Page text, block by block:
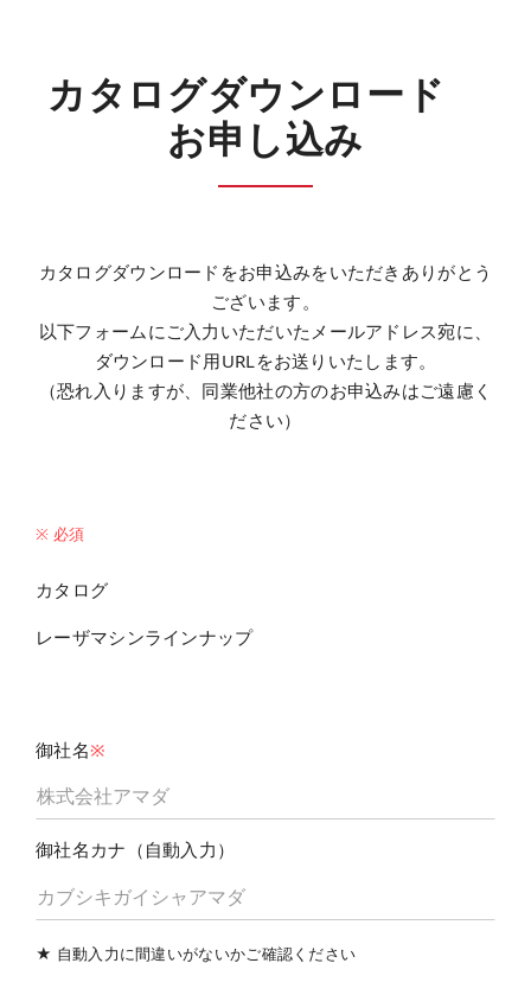
カタログダウンロード
お申し込み
カタログダウンロードをお申込みをいただきありがとう
ございます。
以下フォームにご入力いただいたメールアドレス宛に、
ダウンロード用URLをお送りいたします。
（恐れ入りますが、同業他社の方のお申込みはご遠慮く
ださい）
※ 必須
カタログ
レーザマシンラインナップ
御社名※
御社名カナ（自動入力）
★ 自動入力に間違いがないかご確認ください